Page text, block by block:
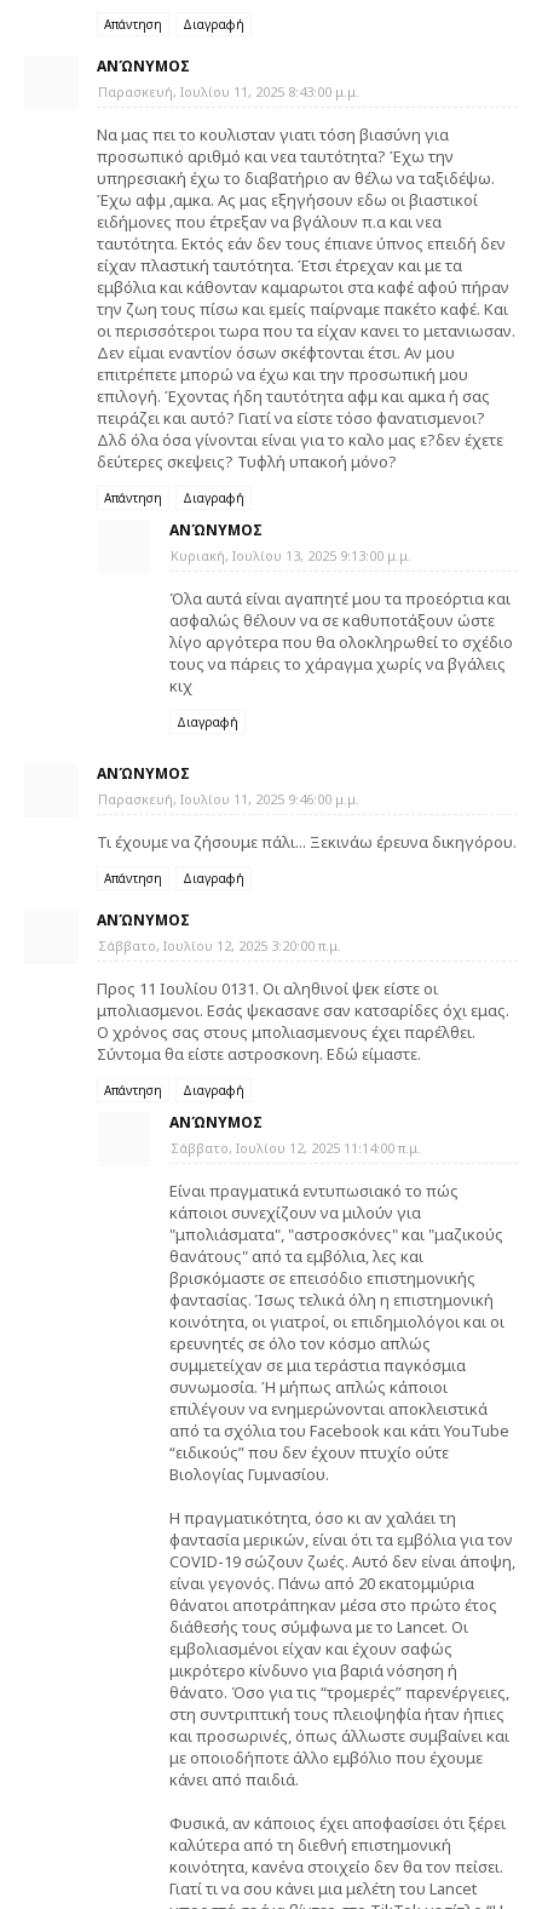
Απάντηση Διαγραφή
ΑΝΏΝΥΜΟΣ
Παρασκευή, Ιουλίου 11, 2025 8:43:00 μ.μ.
Να μας πει το κουλισταν γιατι τόση βιασύνη για
προσωπικό αριθμό και νεα ταυτότητα? Έχω την
υπηρεσιακή έχω το διαβατήριο αν θέλω να ταξιδέψω.
Έχω αφμ ,αμκα. Ας μας εξηγήσουν εδω οι βιαστικοί
ειδήμονες που έτρεξαν να βγάλουν π.α και νεα
ταυτότητα. Εκτός εάν δεν τους έπιανε ύπνος επειδή δεν
είχαν πλαστική ταυτότητα. Έτσι έτρεχαν και με τα
εμβόλια και κάθονταν καμαρωτοι στα καφέ αφού πήραν
την ζωη τους πίσω και εμείς παίρναμε πακέτο καφέ. Και
οι περισσότεροι τωρα που τα είχαν κανει το μετανιωσαν.
Δεν είμαι εναντίον όσων σκέφτονται έτσι. Αν μου
επιτρέπετε μπορώ να έχω και την προσωπική μου
επιλογή. Έχοντας ήδη ταυτότητα αφμ και αμκα ή σας
πειράζει και αυτό? Γιατί να είστε τόσο φανατισμενοι?
Δλδ όλα όσα γίνονται είναι για το καλο μας ε?δεν έχετε
δεύτερες σκεψεις? Τυφλή υπακοή μόνο?
Απάντηση Διαγραφή
ΑΝΏΝΥΜΟΣ
Κυριακή, Ιουλίου 13, 2025 9:13:00 μ.μ.
Όλα αυτά είναι αγαπητέ μου τα προεόρτια και
ασφαλώς θέλουν να σε καθυποτάξουν ώστε
λίγο αργότερα που θα ολοκληρωθεί το σχέδιο
τους να πάρεις το χάραγμα χωρίς να βγάλεις
κιχ
Διαγραφή
ΑΝΏΝΥΜΟΣ
Παρασκευή, Ιουλίου 11, 2025 9:46:00 μ.μ.
Τι έχουμε να ζήσουμε πάλι... Ξεκινάω έρευνα δικηγόρου.
Απάντηση Διαγραφή
ΑΝΏΝΥΜΟΣ
Σάββατο, Ιουλίου 12, 2025 3:20:00 π.μ.
Προς 11 Ιουλίου 0131. Οι αληθινοί ψεκ είστε οι
μπολιασμενοι. Εσάς ψεκασανε σαν κατσαρίδες όχι εμας.
Ο χρόνος σας στους μπολιασμενους έχει παρέλθει.
Σύντομα θα είστε αστροσκονη. Εδώ είμαστε.
Απάντηση Διαγραφή
ΑΝΏΝΥΜΟΣ
Σάββατο, Ιουλίου 12, 2025 11:14:00 π.μ.
Είναι πραγματικά εντυπωσιακό το πώς
κάποιοι συνεχίζουν να μιλούν για
"μπολιάσματα", "αστροσκόνες" και "μαζικούς
θανάτους" από τα εμβόλια, λες και
βρισκόμαστε σε επεισόδιο επιστημονικής
φαντασίας. Ίσως τελικά όλη η επιστημονική
κοινότητα, οι γιατροί, οι επιδημιολόγοι και οι
ερευνητές σε όλο τον κόσμο απλώς
συμμετείχαν σε μια τεράστια παγκόσμια
συνωμοσία. Ή μήπως απλώς κάποιοι
επιλέγουν να ενημερώνονται αποκλειστικά
από τα σχόλια του Facebook και κάτι YouTube
“ειδικούς” που δεν έχουν πτυχίο ούτε
Βιολογίας Γυμνασίου.
Η πραγματικότητα, όσο κι αν χαλάει τη
φαντασία μερικών, είναι ότι τα εμβόλια για τον
COVID-19 σώζουν ζωές. Αυτό δεν είναι άποψη,
είναι γεγονός. Πάνω από 20 εκατομμύρια
θάνατοι αποτράπηκαν μέσα στο πρώτο έτος
διάθεσής τους σύμφωνα με το Lancet. Οι
εμβολιασμένοι είχαν και έχουν σαφώς
μικρότερο κίνδυνο για βαριά νόσηση ή
θάνατο. Όσο για τις “τρομερές” παρενέργειες,
στη συντριπτική τους πλειοψηφία ήταν ήπιες
και προσωρινές, όπως άλλωστε συμβαίνει και
με οποιοδήποτε άλλο εμβόλιο που έχουμε
κάνει από παιδιά.
Φυσικά, αν κάποιος έχει αποφασίσει ότι ξέρει
καλύτερα από τη διεθνή επιστημονική
κοινότητα, κανένα στοιχείο δεν θα τον πείσει.
Γιατί τι να σου κάνει μια μελέτη του Lancet